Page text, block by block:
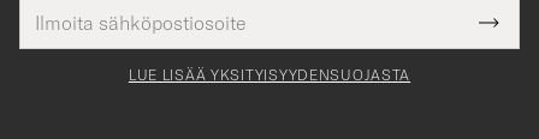
tieto
Tack
för
LUE LISÄÄ YKSITYISYYDENSUOJASTA